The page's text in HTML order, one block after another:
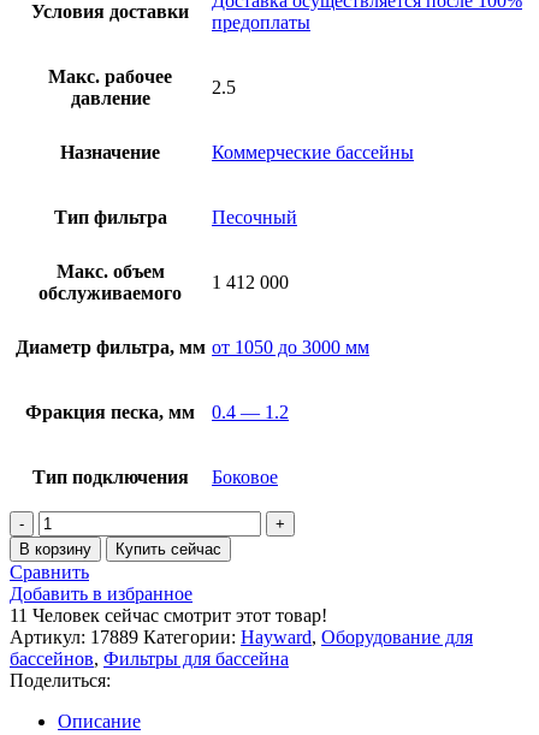
Условия доставки
предоплаты
Макс. рабочее
давление
2.5
Назначение Коммерческие бассейны
Тип фильтра Песочный
Макс. объем
обслуживаемого
1 412 000
Диаметр фильтра, мм от 1050 до 3000 мм
Фракция песка, мм 0.4 — 1.2
Тип подключения Боковое
В корзину Купить сейчас
Сравнить
Добавить в избранное
11 Человек сейчас смотрит этот товар!
Артикул: 17889 Категории: Hayward, Оборудование для
бассейнов, Фильтры для бассейна
Поделиться:
Описание